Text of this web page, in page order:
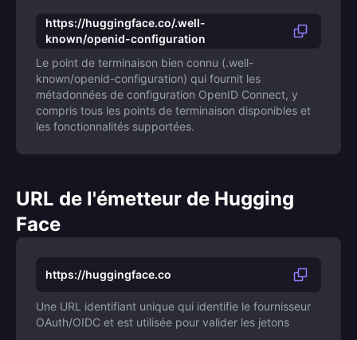
https://huggingface.co/.well-
known/openid-configuration
Le point de terminaison bien connu (.well-
known/openid-configuration) qui fournit les
métadonnées de configuration OpenID Connect, y
compris tous les points de terminaison disponibles et
les fonctionnalités supportées.
URL de l'émetteur de Hugging
Face
https://huggingface.co
Une URL identifiant unique qui identifie le fournisseur
OAuth/OIDC et est utilisée pour valider les jetons